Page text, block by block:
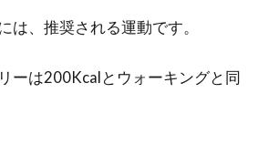
優しいので、今や日本中どこへ行ってもサイク
は、推奨される運動です。
ーは200Kcalとウォーキングと同